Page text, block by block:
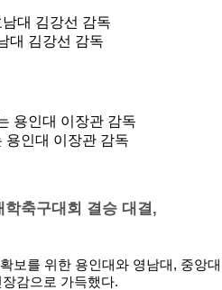
대 김강선 감독
용인대 이장관 감독
축구대회 결승 대결,
보를 위한 용인대와 영남대, 중앙대
감으로 가득했다.